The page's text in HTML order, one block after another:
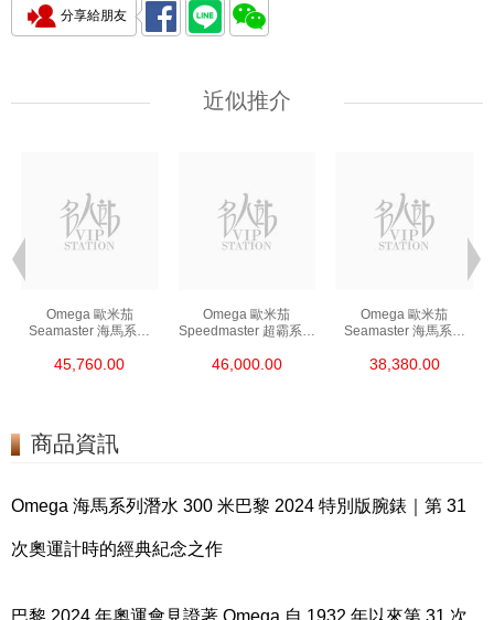
分享給朋友
近似推介
Omega 歐米茄
Seamaster 海馬系列
精鋼 Nekton Edition
45,760.00
Omega 歐米茄
Speedmaster 超霸系列
精鋼 專業月球錶
46,000.00
Omega 歐米茄
Seamaster 海馬系列
精鋼
38,380.00
商品資訊
Omega 海馬系列潛水 300 米巴黎 2024 特別版腕錶｜第 31
次奧運計時的經典紀念之作
巴黎 2024 年奧運會見證著 Omega 自 1932 年以來第 31 次